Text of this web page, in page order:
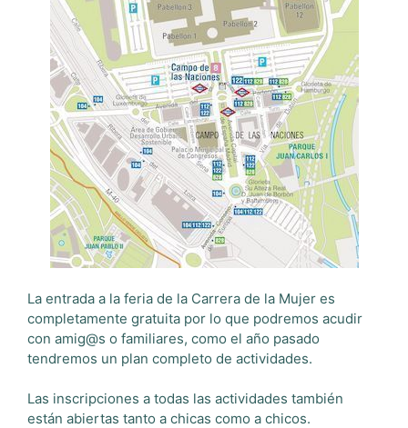
La entrada a la feria de la Carrera de la Mujer es
completamente gratuita por lo que podremos acudir
con amig@s o familiares, como el año pasado
tendremos un plan completo de actividades.
Las inscripciones a todas las actividades también
están abiertas tanto a chicas como a chicos.